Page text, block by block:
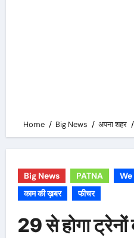
Home Big News अपना शहर
Big News PATNA
काम की ख़बर
फीचर
29 से होगा ट्रेनों